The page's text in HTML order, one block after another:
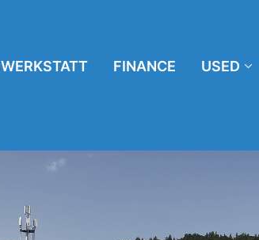
WERKSTATT FINANCE USED